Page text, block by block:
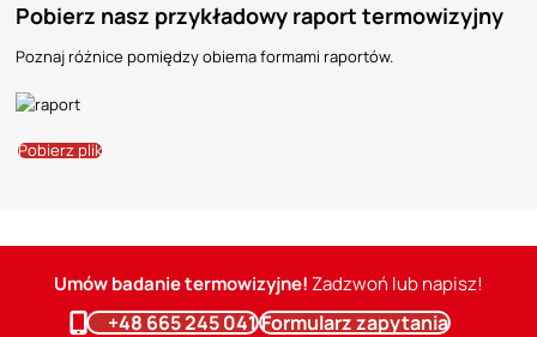
Pobierz nasz przykładowy raport termowizyjny
Poznaj różnice pomiędzy obiema formami raportów.
Pobierz plik
Umów badanie termowizyjne!Zadzwoń lub napisz!
+48 665 245 041Formularz zapytania